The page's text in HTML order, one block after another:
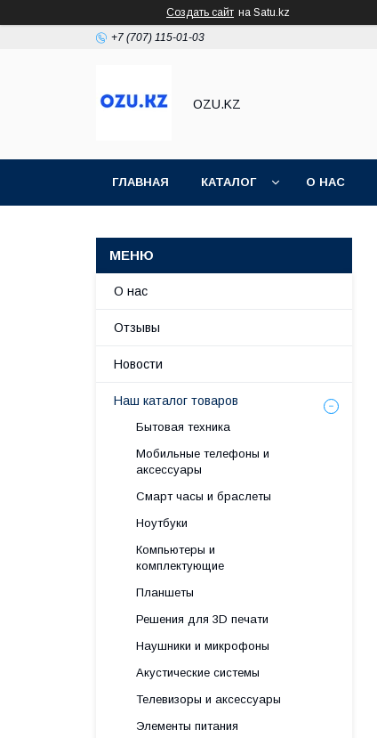
Создать сайт на Satu.kz
+7 (707) 115-01-03
OZU.KZ
ГЛАВНАЯ КАТАЛОГ О НАС
О нас
Отзывы
Новости
Наш каталог товаров
Бытовая техника
Мобильные телефоны и
аксессуары
Смарт часы и браслеты
Ноутбуки
Компьютеры и
комплектующие
Планшеты
Решения для 3D печати
Наушники и микрофоны
Акустические системы
Телевизоры и аксессуары
Элементы питания